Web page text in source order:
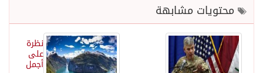
محتويات مشابهة
نظرة
على
أجمل